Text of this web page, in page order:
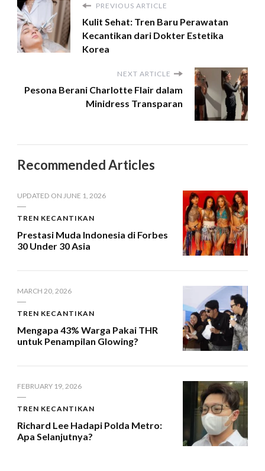
PREVIOUS ARTICLE
Kulit Sehat: Tren Baru Perawatan
Kecantikan dari Dokter Estetika
Korea
NEXT ARTICLE
Pesona Berani Charlotte Flair dalam
Minidress Transparan
Recommended Articles
UPDATED ON JUNE 1, 2026
TREN KECANTIKAN
Prestasi Muda Indonesia di Forbes
30 Under 30 Asia
MARCH 20, 2026
TREN KECANTIKAN
Mengapa 43% Warga Pakai THR
untuk Penampilan Glowing?
FEBRUARY 19, 2026
TREN KECANTIKAN
Richard Lee Hadapi Polda Metro:
Apa Selanjutnya?